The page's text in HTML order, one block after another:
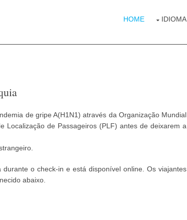
HOME IDIOMA
de gripe A(H1N1) através da Organização Mundial
Localização de Passageiros (PLF) antes de deixarem a
o check-in e está disponível online. Os viajantes
abaixo.